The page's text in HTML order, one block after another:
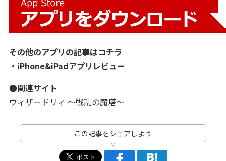
その他のアプリの記事はコチラ
・iPhone&iPadアプリレビュー
●関連サイト
ウィザードリィ ～戦乱の魔塔～
この記事をシェアしよう